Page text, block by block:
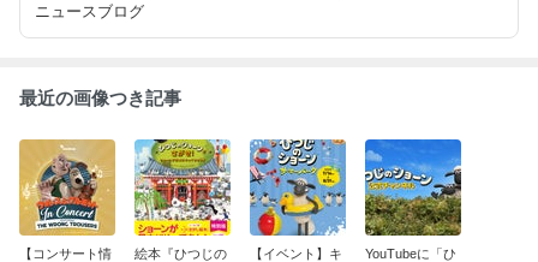
ニュースブログ
最近の画像つき記事
【コンサート情
絵本『ひつじの
【イベント】キ
YouTubeに「ひ